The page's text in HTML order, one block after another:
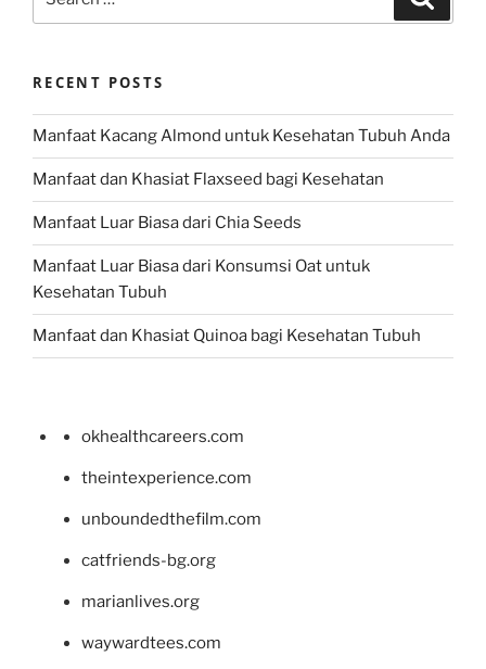
for:
RECENT POSTS
Manfaat Kacang Almond untuk Kesehatan Tubuh Anda
Manfaat dan Khasiat Flaxseed bagi Kesehatan
Manfaat Luar Biasa dari Chia Seeds
Manfaat Luar Biasa dari Konsumsi Oat untuk
Kesehatan Tubuh
Manfaat dan Khasiat Quinoa bagi Kesehatan Tubuh
okhealthcareers.com
theintexperience.com
unboundedthefilm.com
catfriends-bg.org
marianlives.org
waywardtees.com